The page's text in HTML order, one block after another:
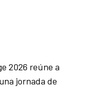
2026 reúne a
jornada de